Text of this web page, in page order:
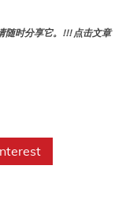
随时分享它。!!! 点击文章